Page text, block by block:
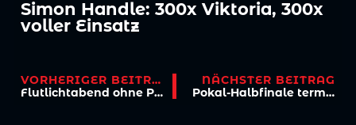
Simon Handle: 300x Viktoria, 300x
voller Einsatz
VORHERIGER BEITRAG
Flutlichtabend ohne Punkte
NÄCHSTER BEITRAG
Pokal-Halbfinale terminiert